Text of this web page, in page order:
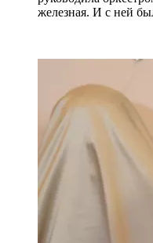
железная. И с ней